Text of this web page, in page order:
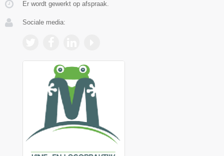
Er wordt gewerkt op afspraak.
Sociale media: